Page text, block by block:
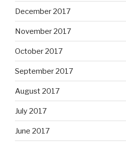
December 2017
November 2017
October 2017
September 2017
August 2017
July 2017
June 2017